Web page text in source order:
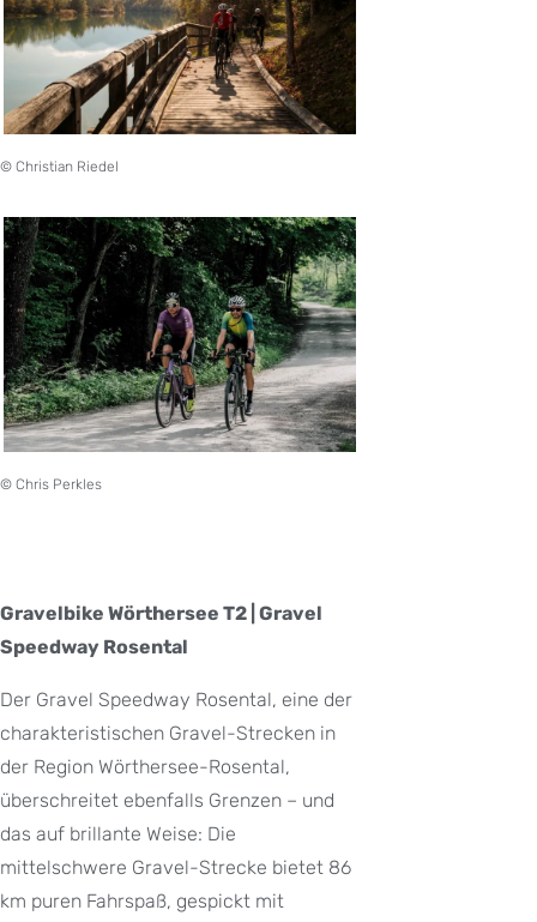
© Christian Riedel
© Chris Perkles
Gravelbike Wörthersee T2 | Gravel
Speedway Rosental
Der Gravel Speedway Rosental, eine der
charakteristischen Gravel-Strecken in
der Region Wörthersee-Rosental,
überschreitet ebenfalls Grenzen – und
das auf brillante Weise: Die
mittelschwere Gravel-Strecke bietet 86
km puren Fahrspaß, gespickt mit